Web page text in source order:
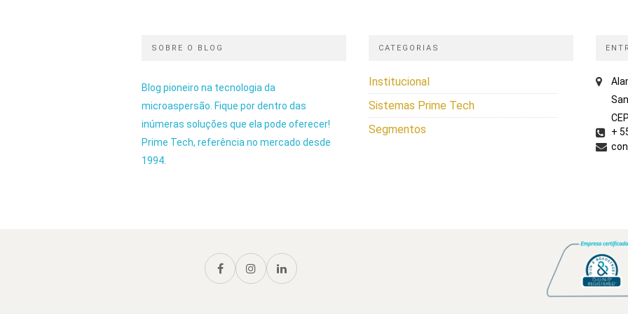
SOBRE O BLOG
Blog pioneiro na tecnologia da
microaspersão. Fique por dentro das
inúmeras soluções que ela pode oferecer!
Prime Tech, referência no mercado desde
1994.
CATEGORIAS
Institucional
Sistemas Prime Tech
Segmentos
+